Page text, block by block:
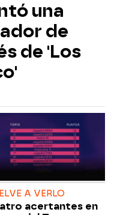
una
de
de 'Los
A VERLO
acertantes en